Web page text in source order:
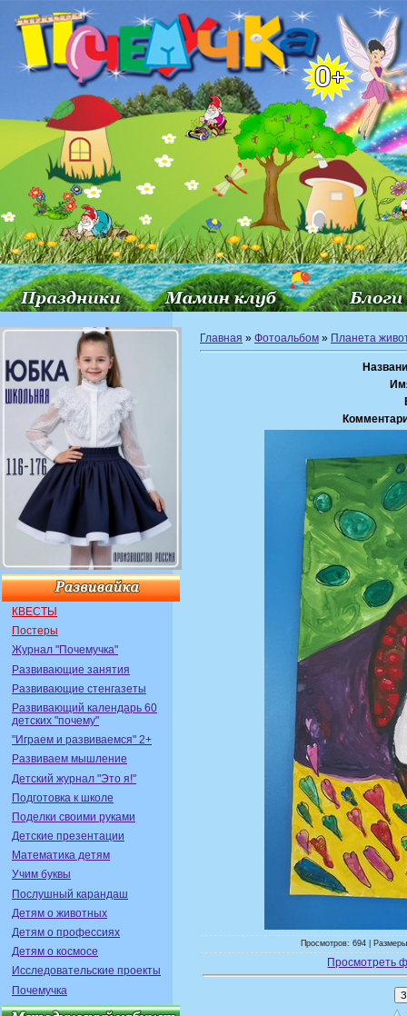
КВЕСТЫ
Постеры
Журнал "Почемучка"
Развивающие занятия
Развивающие стенгазеты
Развивающий календарь 60
детских "почему"
"Играем и развиваемся" 2+
Развиваем мышление
Детский журнал "Это я!"
Подготовка к школе
Поделки своими руками
Детские презентации
Математика детям
Учим буквы
Послушный карандаш
Детям о животных
Детям о профессиях
Детям о космосе
Исследовательские проекты
Почемучка
Главная » Фотоальбом » Планета
Просмотров: 694 |
Просмотреть